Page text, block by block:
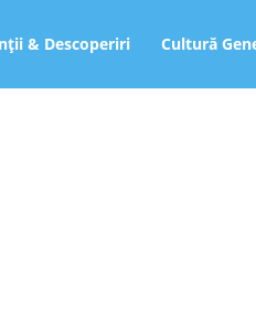
& Descoperiri Cultură